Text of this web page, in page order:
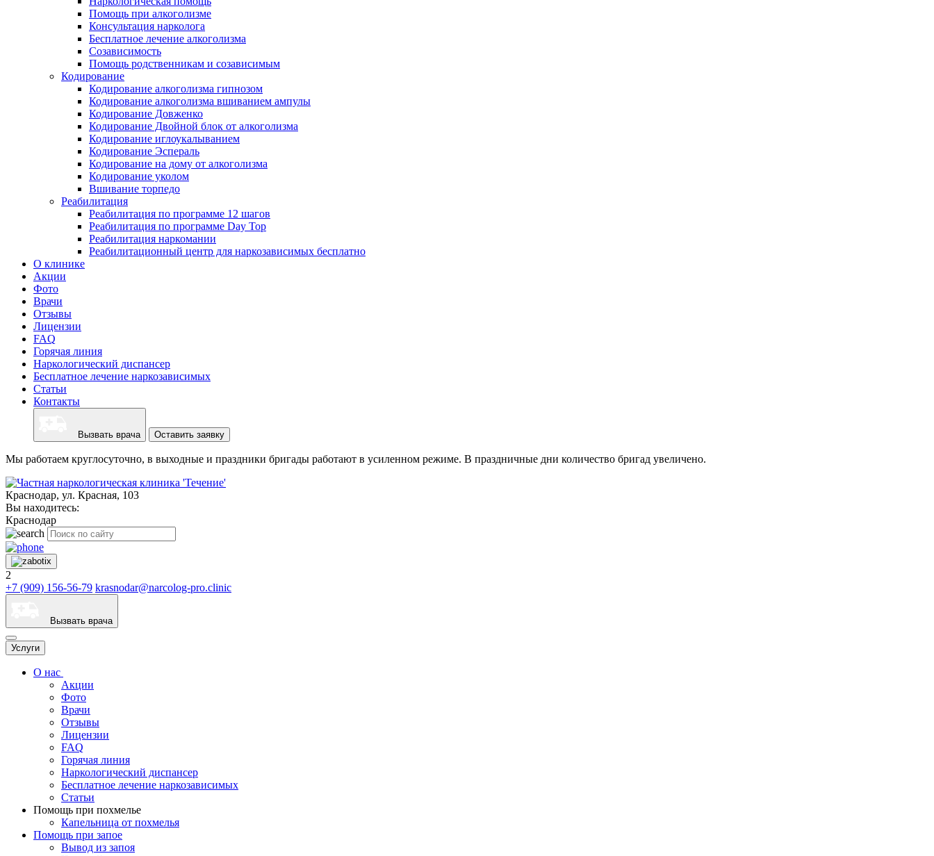
Помощь при алкоголизме
Консультация нарколога
Бесплатное лечение алкоголизма
Созависимость
Помощь родственникам и созависимым
Кодирование
Кодирование алкоголизма гипнозом
Кодирование алкоголизма вшиванием ампулы
Кодирование Довженко
Кодирование Двойной блок от алкоголизма
Кодирование иглоукалыванием
Кодирование Эспераль
Кодирование на дому от алкоголизма
Кодирование уколом
Вшивание торпедо
Реабилитация
Реабилитация по программе 12 шагов
Реабилитация по программе Day Top
Реабилитация наркомании
Реабилитационный центр для наркозависимых бесплатно
О клинике
Акции
Фото
Врачи
Отзывы
Лицензии
FAQ
Горячая линия
Наркологический диспансер
Бесплатное лечение наркозависимых
Статьи
Контакты
Вызвать врача Оставить заявку
Мы работаем круглосуточно, в выходные и праздники бригады работают в усиленном режиме. В праздничные дни количество бригад увеличено.
Краснодар, ул. Красная, 103
Вы находитесь:
Краснодар
2
+7 (909) 156-56-79 krasnodar@narcolog-pro.clinic
Вызвать врача
Услуги
О нас
Акции
Фото
Врачи
Отзывы
Лицензии
FAQ
Горячая линия
Наркологический диспансер
Бесплатное лечение наркозависимых
Статьи
Помощь при похмелье
Капельница от похмелья
Помощь при запое
Вывод из запоя